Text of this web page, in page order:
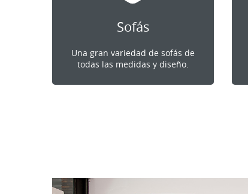
Sofás
Una gran variedad de sofás de
todas las medidas y diseño.